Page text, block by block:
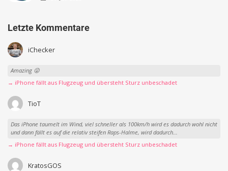
Letzte Kommentare
iChecker
Amazing 😜
→ iPhone fällt aus Flugzeug und übersteht Sturz unbeschadet
TioT
Das iPhone taumelt im Wind, viel schneller als 100km/h wird es dadurch wohl nicht
und dann fällt es auf die relativ steifen Raps-Halme, wird dadurch...
→ iPhone fällt aus Flugzeug und übersteht Sturz unbeschadet
KratosGOS